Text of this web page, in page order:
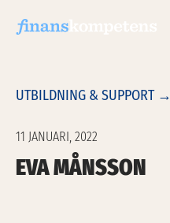
UTBILDNING & SUPPORT→
11 JANUARI, 2022
EVA MÅNSSON